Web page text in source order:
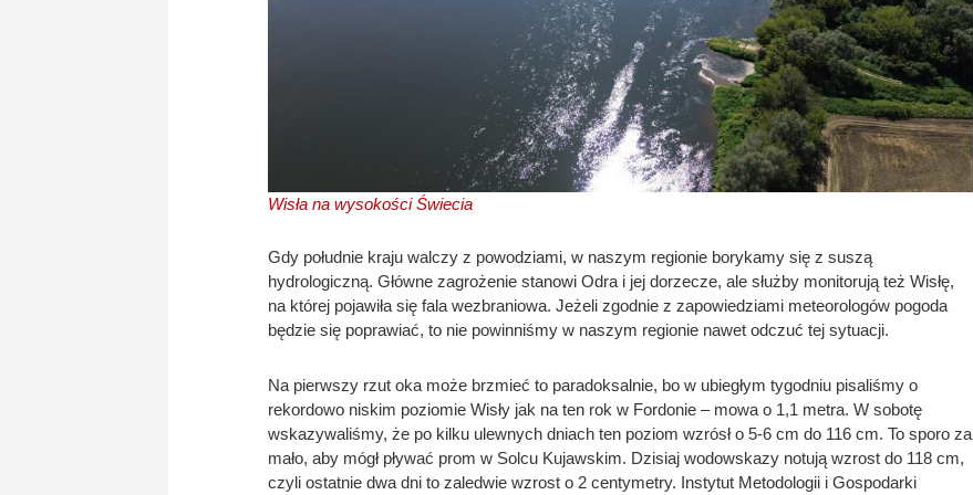
Wisła na wysokości Świecia
Gdy południe kraju walczy z powodziami, w naszym regionie borykamy się z suszą
hydrologiczną. Główne zagrożenie stanowi Odra i jej dorzecze, ale służby monitorują też Wisłę,
na której pojawiła się fala wezbraniowa. Jeżeli zgodnie z zapowiedziami meteorologów pogoda
będzie się poprawiać, to nie powinniśmy w naszym regionie nawet odczuć tej sytuacji.
Na pierwszy rzut oka może brzmieć to paradoksalnie, bo w ubiegłym tygodniu pisaliśmy o
rekordowo niskim poziomie Wisły jak na ten rok w Fordonie – mowa o 1,1 metra. W sobotę
wskazywaliśmy, że po kilku ulewnych dniach ten poziom wzrósł o 5-6 cm do 116 cm. To sporo za
mało, aby mógł pływać prom w Solcu Kujawskim. Dzisiaj wodowskazy notują wzrost do 118 cm,
czyli ostatnie dwa dni to zaledwie wzrost o 2 centymetry. Instytut Metodologii i Gospodarki